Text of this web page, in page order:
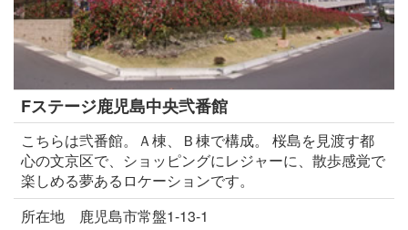
Fステージ鹿児島中央弐番館
こちらは弐番館。Ａ棟、Ｂ棟で構成。 桜島を見渡す都
心の文京区で、ショッピングにレジャーに、散歩感覚で
楽しめる夢あるロケーションです。
所在地 鹿児島市常盤1-13-1